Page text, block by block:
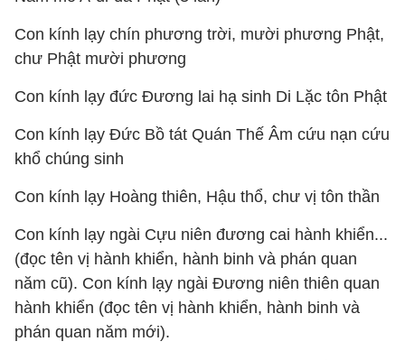
Con kính lạy chín phương trời, mười phương Phật,
chư Phật mười phương
Con kính lạy đức Đương lai hạ sinh Di Lặc tôn Phật
Con kính lạy Đức Bồ tát Quán Thế Âm cứu nạn cứu
khổ chúng sinh
Con kính lạy Hoàng thiên, Hậu thổ, chư vị tôn thần
Con kính lạy ngài Cựu niên đương cai hành khiển...
(đọc tên vị hành khiển, hành binh và phán quan
năm cũ). Con kính lạy ngài Đương niên thiên quan
hành khiển (đọc tên vị hành khiển, hành binh và
phán quan năm mới).